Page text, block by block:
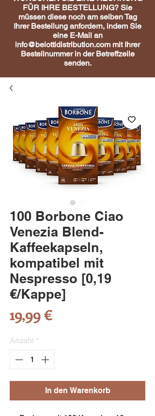
FÜR IHRE BESTELLUNG? Sie
müssen diese noch am selben Tag
Ihrer Bestellung anfordern, indem Sie
eine E-Mail an
info@belottidistribution.com mit Ihrer
Bestellnummer in der Betreffzeile
senden.
100 Borbone Ciao
Venezia Blend-
Kaffeekapseln,
kompatibel mit
Nespresso [0,19
€/Kappe]
19,99 €
Anzahl *
In den Warenkorb